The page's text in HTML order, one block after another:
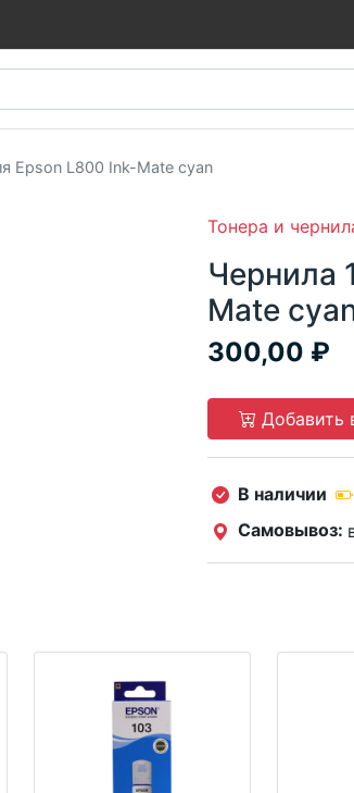
Epson L800 Ink-Mate cyan
Тонера и
Чернила
Mate
300,00
Добавить
В наличии
Самовывоз: